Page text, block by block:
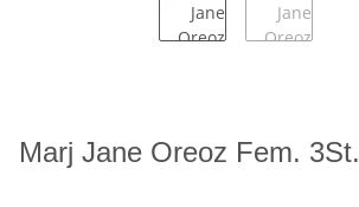
Marj Jane Oreoz Fem. 3St.